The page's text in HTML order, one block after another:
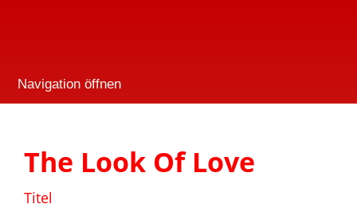
Navigation öffnen
The Look Of Love
Titel